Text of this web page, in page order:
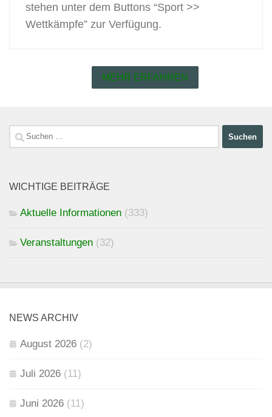
stehen unter dem Buttons “Sport >>
Wettkämpfe” zur Verfügung.
MEHR ERFAHREN
Suchen
nach:
WICHTIGE BEITRÄGE
Aktuelle Informationen (333)
Veranstaltungen (32)
NEWS ARCHIV
August 2026 (2)
Juli 2026 (11)
Juni 2026 (11)